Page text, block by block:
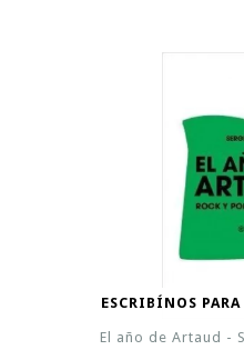
ESCRIBÍNOS
El año de Artaud -